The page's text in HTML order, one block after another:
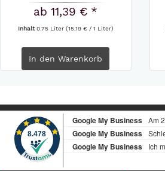
ab 11,39 € *
Inhalt0.75 Liter (15,19 € / 1 Liter)
In den Warenkorb